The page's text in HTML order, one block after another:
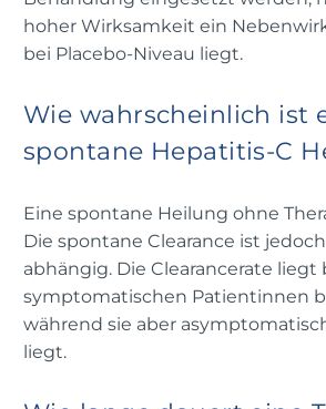
hoher Wirksamkeit ein
bei Placebo-Niveau liegt.
Wie wahrscheinlich ist
spontane Hepatitis-C
Eine spontane Heilung ohne
Die spontane Clearance ist
abhängig. Die Clearancerate liegt
symptomatischen Patientinnen
während sie aber
liegt.